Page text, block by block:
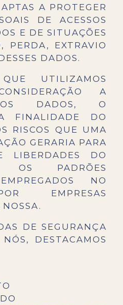
A PROTEGER
DE ACESSOS
E DE SITUAÇÕES
PERDA, EXTRAVIO
DADOS.
UTILIZAMOS
A
DADOS, O
FINALIDADE DO
RISCOS QUE UMA
GERARIA PARA
LIBERDADES DO
OS PADRÕES
NO
EMPRESAS
DE SEGURANÇA
DESTACAMOS